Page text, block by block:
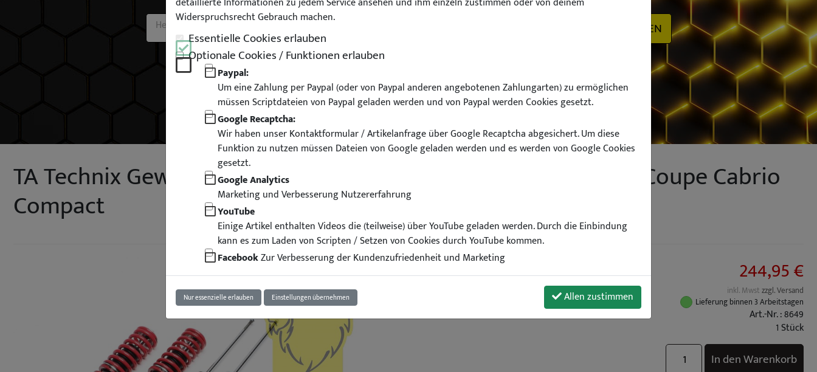
Hersteller: Modell: SUCHEN
TA Technix Gewindefahrwerk für BMW E46 Limousine Touring Coupe Cabrio
Compact
244,95 €
inkl. Mwstzzgl. Versand
Lieferung binnen 3 Arbeitstagen
Art.-Nr. : 8649
1 Stück
In den Warenkorb
Widerspruchsrecht Gebrauch machen.
Essentielle Cookies erlauben
Optionale Cookies / Funktionen erlauben
Paypal:
Um eine Zahlung per Paypal (oder von Paypal anderen angebotenen Zahlungarten) zu ermöglichen
müssen Scriptdateien von Paypal geladen werden und von Paypal werden Cookies gesetzt.
Google Recaptcha:
Wir haben unser Kontaktformular / Artikelanfrage über Google Recaptcha abgesichert. Um diese
Funktion zu nutzen müssen Dateien von Google geladen werden und es werden von Google Cookies
gesetzt.
Google Analytics
Marketing und Verbesserung Nutzererfahrung
YouTube
Einige Artikel enthalten Videos die (teilweise) über YouTube geladen werden. Durch die Einbindung
kann es zum Laden von Scripten / Setzen von Cookies durch YouTube kommen.
FacebookZur Verbesserung der Kundenzufriedenheit und Marketing
Nur essenzielle erlauben Einstellungen übernehmen Allen zustimmen